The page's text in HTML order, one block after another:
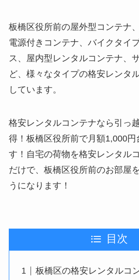
板橋区役所前の屋外型コンテナ
電源付きコンテナ、バイクタイ
ス、屋内型レンタルコンテナ、
ど、様々なタイプの格安レンタ
しています。
格安レンタルコンテナなら引っ
得！板橋区役所前で月額1,000円
す！自宅の荷物を格安レンタル
だけで、板橋区役所前のお部屋
うになります！
目次
板橋区の格安レンタルコ